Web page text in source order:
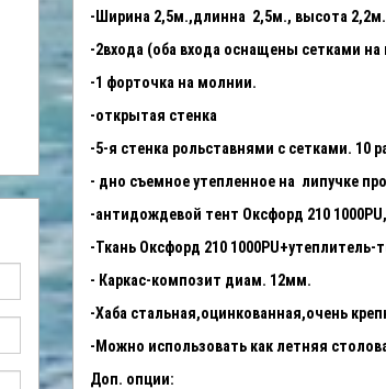
-Ширина 2,5м.,длинна 2,5м., высота
-2входа (оба входа оснащены сетками на
-1 форточка на молнии.
-открытая стенка
-5-я стенка рольставнями с сетками. 10
- дно съемное утепленное на липучке
-антидождевой тент Оксфорд 210 1000PU
-Ткань Оксфорд 210 1000PU+утеплитель-
- Каркас-композит диам. 12мм.
-Хаба стальная,оцинкованная,очень
-Можно использовать как
Доп. опции: